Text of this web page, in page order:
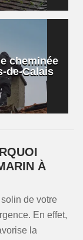
cheminée
de-Calais
À
de votre
En effet,
la